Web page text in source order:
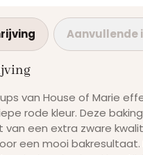
Aanvullende
van House of Marie
rode kleur. Deze
van een extra zware
een mooi bakresultaat.